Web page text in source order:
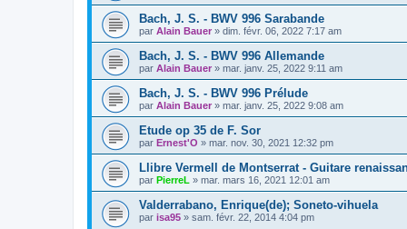
Bach, J. S. - BWV 996 Sarabande
par Alain Bauer » dim. févr. 06, 2022 7:17 am
Bach, J. S. - BWV 996 Allemande
par Alain Bauer » mar. janv. 25, 2022 9:11 am
Bach, J. S. - BWV 996 Prélude
par Alain Bauer » mar. janv. 25, 2022 9:08 am
Etude op 35 de F. Sor
par Ernest'O » mar. nov. 30, 2021 12:32 pm
Llibre Vermell de Montserrat - Guitare
par PierreL » mar. mars 16, 2021 12:01 am
Valderrabano, Enrique(de); Soneto-vihuela
par isa95 » sam. févr. 22, 2014 4:04 pm